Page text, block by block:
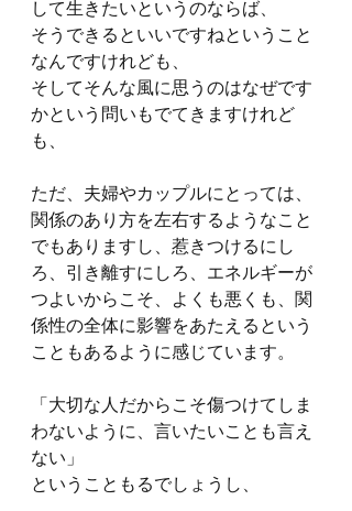
して生きたいというのならば、
そうできるといいですねということ
なんですけれども、
そしてそんな風に思うのはなぜです
かという問いもでてきますけれど
も、
ただ、夫婦やカップルにとっては、
関係のあり方を左右するようなこと
でもありますし、惹きつけるにし
ろ、引き離すにしろ、エネルギーが
つよいからこそ、よくも悪くも、関
係性の全体に影響をあたえるという
こともあるように感じています。
「大切な人だからこそ傷つけてしま
わないように、言いたいことも言え
ない」
ということもるでしょうし、